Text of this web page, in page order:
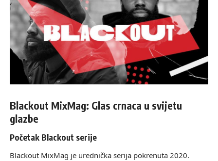
Blackout MixMag: Glas crnaca u svijetu
glazbe
Početak Blackout serije
Blackout MixMag je urednička serija pokrenuta 2020.